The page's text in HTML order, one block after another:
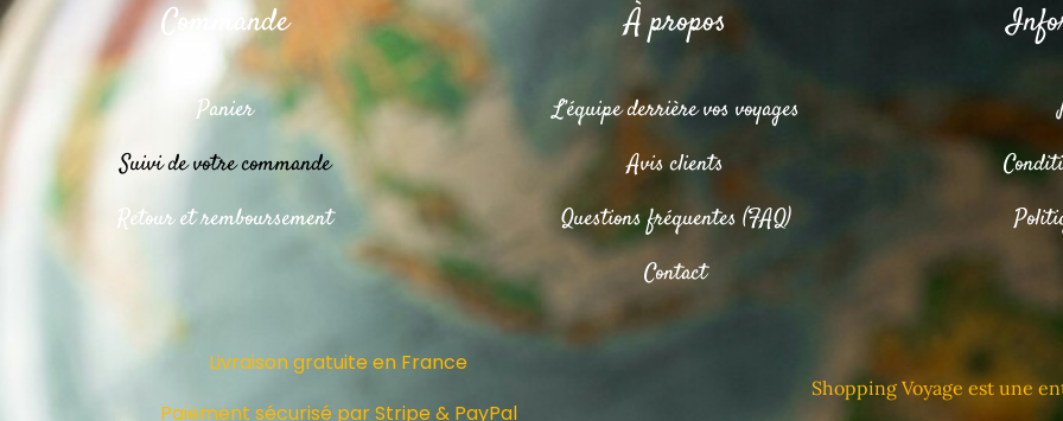
Commande
Panier
Suivi de votre commande
Retour et remboursement
À propos
L’équipe derrière vos voyages
Avis clients
Questions fréquentes (FAQ)
Contact
Livraison gratuite en France
Paiement sécurisé par Stripe & PayPal
Shopping Voyage est une